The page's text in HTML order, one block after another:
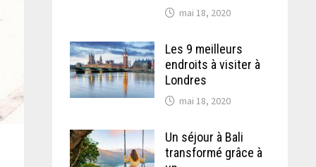
mai 18, 2020
Les 9 meilleurs
endroits à visiter à
Londres
mai 18, 2020
Un séjour à Bali
transformé grâce à